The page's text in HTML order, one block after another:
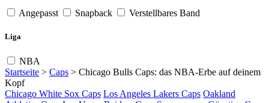
Angepasst Snapback Verstellbares Band
Liga
NBA
Startseite > Caps > Chicago Bulls Caps: das NBA-Erbe auf deinem
Kopf
Chicago White Sox Caps Los Angeles Lakers Caps Oakland